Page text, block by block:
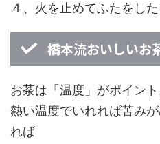
４、火を止めてふたをし
橋本流おいしいお
お茶は「温度」がポイント
熱い温度でいれれば苦み
れば